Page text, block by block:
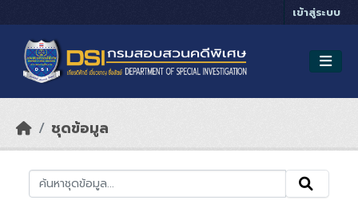
เข้าสู่ระบบ
ชุดข้อมูล